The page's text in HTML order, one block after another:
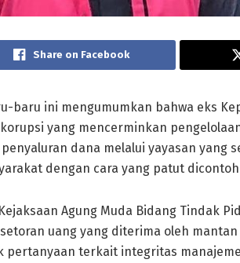
Share on Facebook
baru ini mengumumkan bahwa eks
yang mencerminkan
dana melalui yayasan yang
dengan cara yang patut
Agung Muda Bidang Tindak
uang yang diterima oleh
pertanyaan terkait integritas